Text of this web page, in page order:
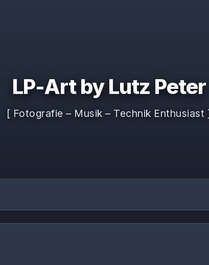
LP-Art by Lutz Peter
[ Fotografie – Musik – Technik Enthusiast